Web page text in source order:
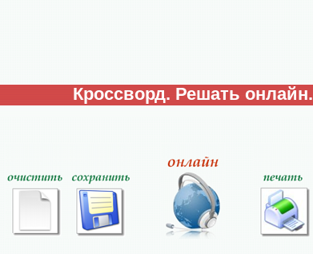
Кроссворд. Решать онлайн.